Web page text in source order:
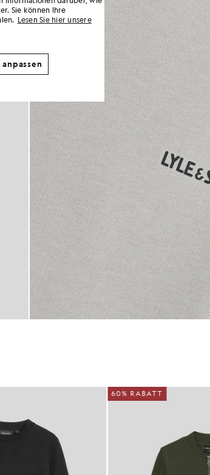
60% RABATT
Sie können Ihre
Lesen Sie hier unsere